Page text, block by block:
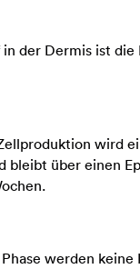
der Dermis ist
wird
bleibt über einen
werden